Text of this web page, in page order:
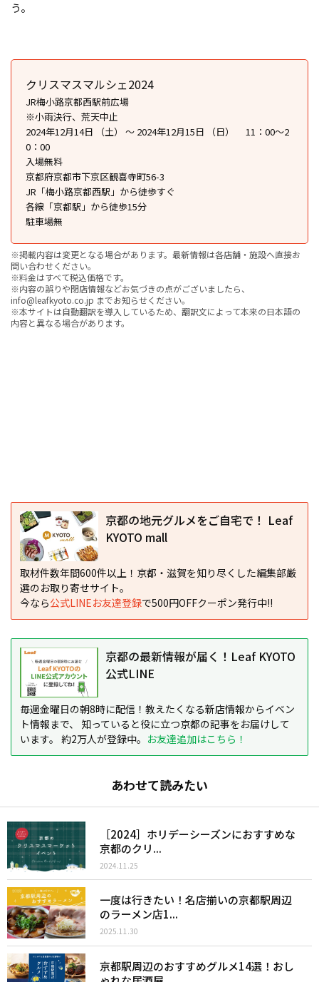
う。
クリスマスマルシェ2024
JR梅小路京都西駅前広場
※小雨決行、荒天中止
2024年12月14日 （土） ～ 2024年12月15日 （日） 11：00〜2
0：00
入場無料
京都府京都市下京区観喜寺町56-3
JR「梅小路京都西駅」から徒歩すぐ
各線「京都駅」から徒歩15分
駐車場無
※掲載内容は変更となる場合があります。最新情報は各店舗・施設へ直接お
問い合わせください。
※料金はすべて税込価格です。
※内容の誤りや閉店情報などお気づきの点がございましたら、
info@leafkyoto.co.jp までお知らせください。
※本サイトは自動翻訳を導入しているため、翻訳文によって本来の日本語の
内容と異なる場合があります。
京都の地元グルメをご自宅で！ Leaf
KYOTO mall
取材件数年間600件以上！京都・滋賀を知り尽くした編集部厳
選のお取り寄せサイト。
今なら公式LINEお友達登録で500円OFFクーポン発行中!!
京都の最新情報が届く！Leaf KYOTO
公式LINE
毎週金曜日の朝8時に配信！教えたくなる新店情報からイベン
ト情報まで、 知っていると役に立つ京都の記事をお届けして
います。 約2万人が登録中。 お友達追加はこちら！
あわせて読みたい
［2024］ホリデーシーズンにおすすめな
京都のクリ...
2024.11.25
一度は行きたい！名店揃いの京都駅周辺
のラーメン店1...
2025.11.30
京都駅周辺のおすすめグルメ14選！おし